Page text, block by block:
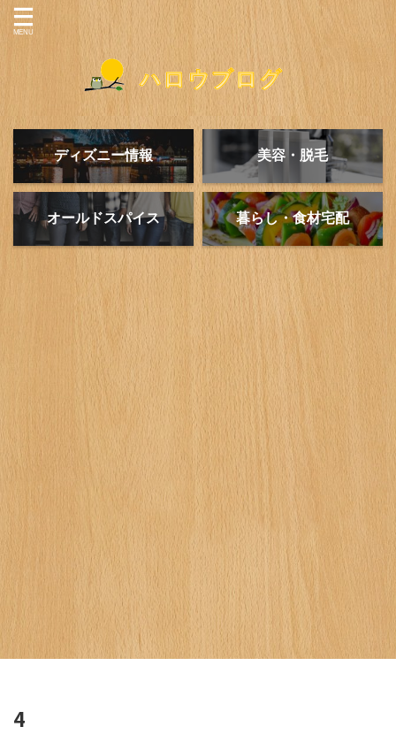
ディズニー情報 美容・脱毛
オールドスパイス 暮らし・食材宅配
4